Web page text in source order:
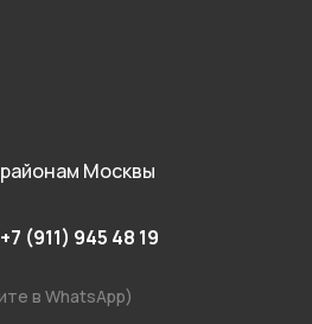
Москвы
+7 (911) 945 48 19
в WhatsApp)